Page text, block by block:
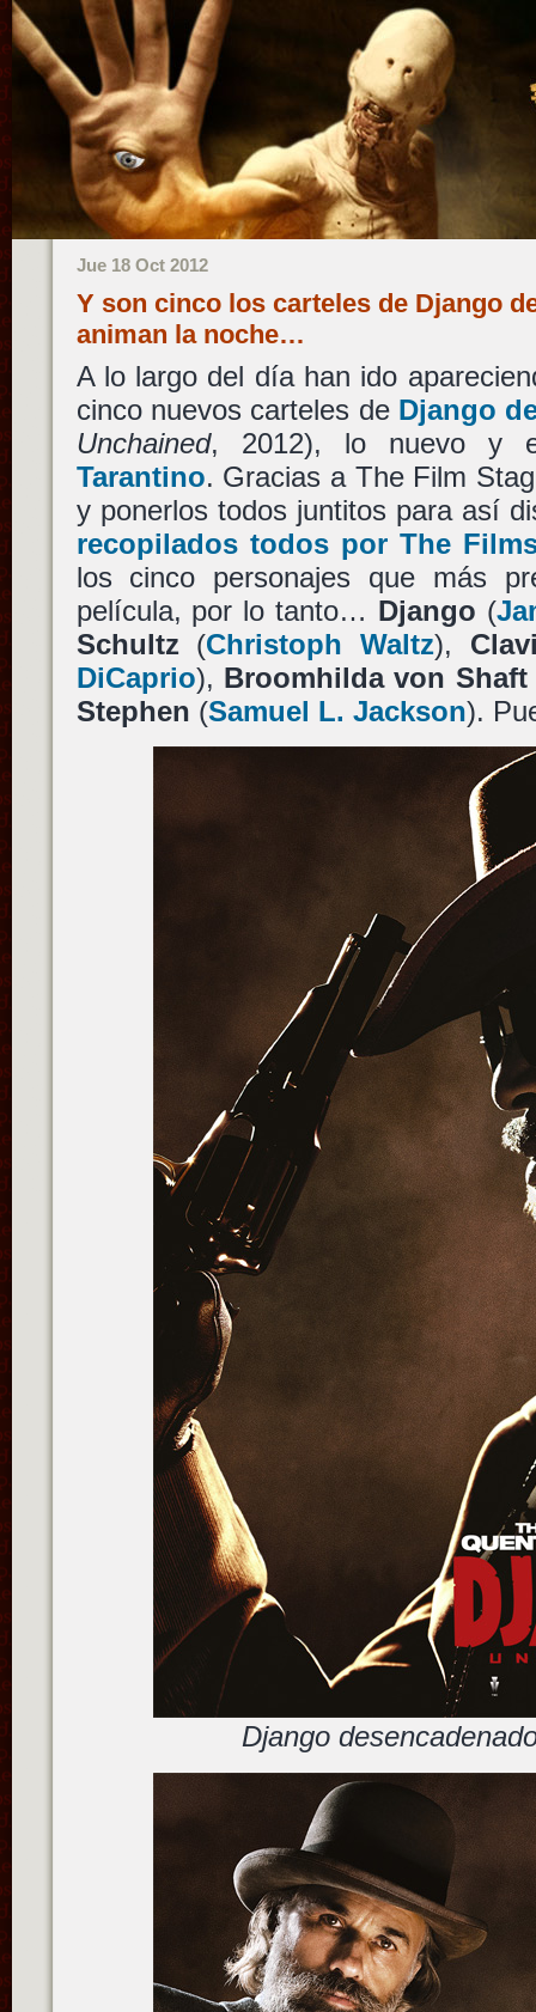
Jue 18 Oct 2012
Y son cinco los carteles de Django
animan la noche…
A lo largo del día han ido
cinco nuevos carteles de Django
Unchained, 2012), lo nuevo y
Tarantino. Gracias a The Film
y ponerlos todos juntitos para así
recopilados todos por The
los cinco personajes que más
película, por lo tanto… Django (
Schultz(Christoph Waltz),
DiCaprio), Broomhilda von Shaft
Stephen (Samuel L. Jackson).
Django